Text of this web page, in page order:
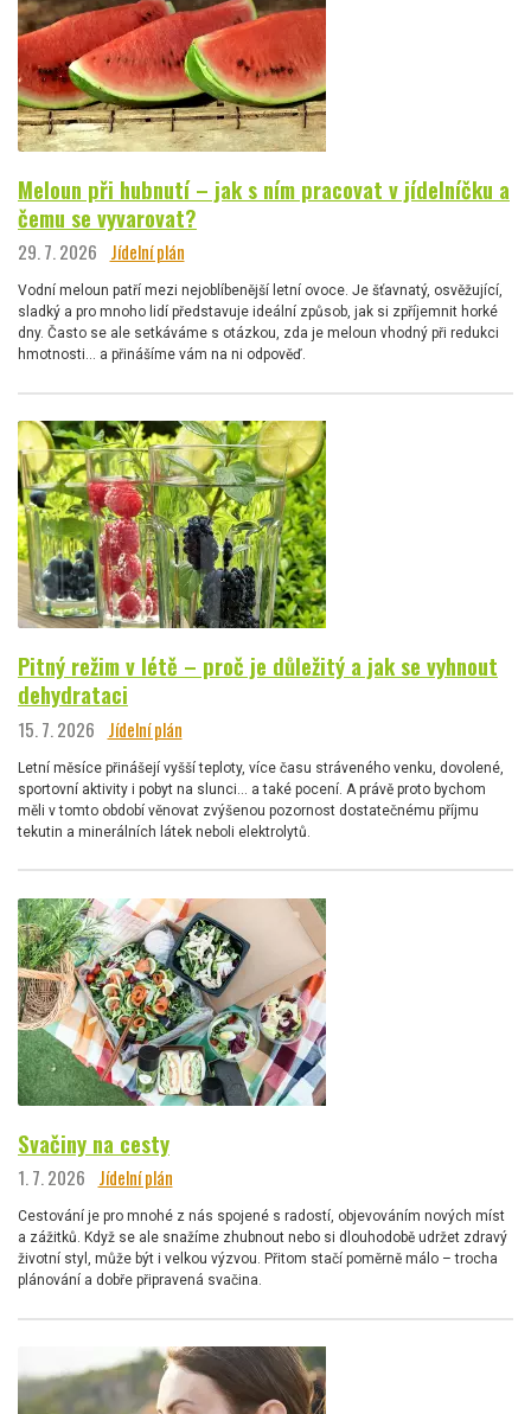
Meloun při hubnutí – jak s ním pracovat v jídelníčku a
čemu se vyvarovat?
29. 7. 2026 Jídelní plán
Vodní meloun patří mezi nejoblíbenější letní ovoce. Je šťavnatý, osvěžující,
sladký a pro mnoho lidí představuje ideální způsob, jak si zpříjemnit horké
dny. Často se ale setkáváme s otázkou, zda je meloun vhodný při redukci
hmotnosti… a přinášíme vám na ni odpověď.
Pitný režim v létě – proč je důležitý a jak se vyhnout
dehydrataci
15. 7. 2026 Jídelní plán
Letní měsíce přinášejí vyšší teploty, více času stráveného venku, dovolené,
sportovní aktivity i pobyt na slunci… a také pocení. A právě proto bychom
měli v tomto období věnovat zvýšenou pozornost dostatečnému příjmu
tekutin a minerálních látek neboli elektrolytů.
Svačiny na cesty
1. 7. 2026 Jídelní plán
Cestování je pro mnohé z nás spojené s radostí, objevováním nových míst
a zážitků. Když se ale snažíme zhubnout nebo si dlouhodobě udržet zdravý
životní styl, může být i velkou výzvou. Přitom stačí poměrně málo – trocha
plánování a dobře připravená svačina.